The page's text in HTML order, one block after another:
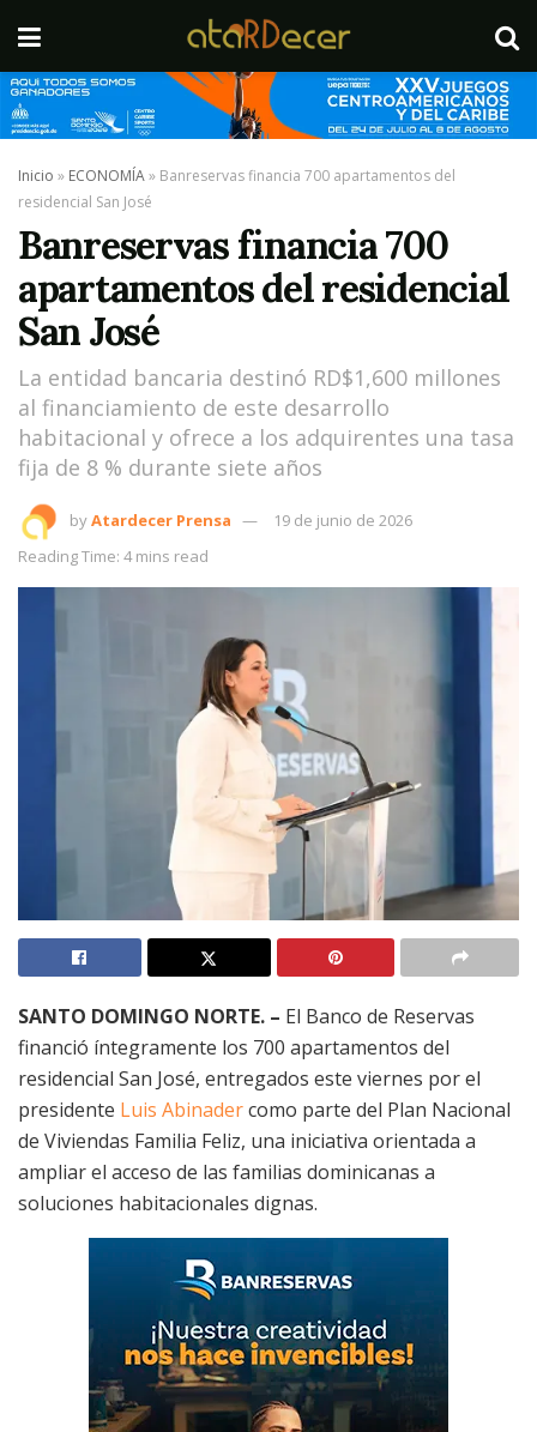
Inicio » ECONOMÍA» Banreservas financia 700 apartamentos del
residencial San José
Banreservas financia 700
apartamentos del residencial
San José
La entidad bancaria destinó RD$1,600 millones
al financiamiento de este desarrollo
habitacional y ofrece a los adquirentes una tasa
fija de 8 % durante siete años
byAtardecer Prensa
19 de junio de 2026
Reading Time: 4 mins read
SANTO DOMINGO NORTE. – El Banco de Reservas
financió íntegramente los 700 apartamentos del
residencial San José, entregados este viernes por el
presidente Luis Abinadercomo parte del Plan Nacional
de Viviendas Familia Feliz, una iniciativa orientada a
ampliar el acceso de las familias dominicanas a
soluciones habitacionales dignas.